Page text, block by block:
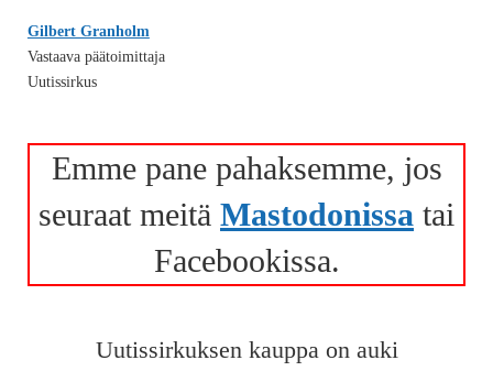
Gilbert Granholm
Vastaava päätoimittaja
Uutissirkus
Emme pane pahaksemme, jos
seuraat meitä Mastodonissa tai
Facebookissa.
Uutissirkuksen kauppa on auki